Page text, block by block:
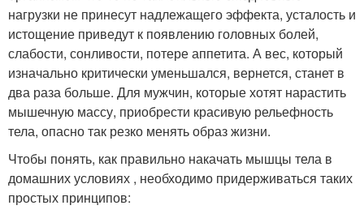
нагрузки не принесут надлежащего эффекта, усталость и
истощение приведут к появлению головных болей,
слабости, сонливости, потере аппетита. А вес, который
изначально критически уменьшался, вернется, станет в
два раза больше. Для мужчин, которые хотят нарастить
мышечную массу, приобрести красивую рельефность
тела, опасно так резко менять образ жизни.
Чтобы понять, как правильно накачать мышцы тела в
домашних условиях , необходимо придерживаться таких
простых принципов: